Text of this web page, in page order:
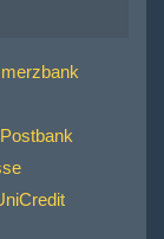
Postbank